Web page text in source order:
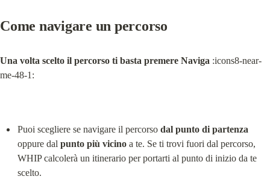
Come navigare un percorso
Una volta scelto il percorso ti basta premere Naviga :icons8-near-
me-48-1:
Puoi scegliere se navigare il percorso dal punto di partenza
oppure dal punto più vicino a te. Se ti trovi fuori dal percorso,
WHIP calcolerà un itinerario per portarti al punto di inizio da te
scelto.